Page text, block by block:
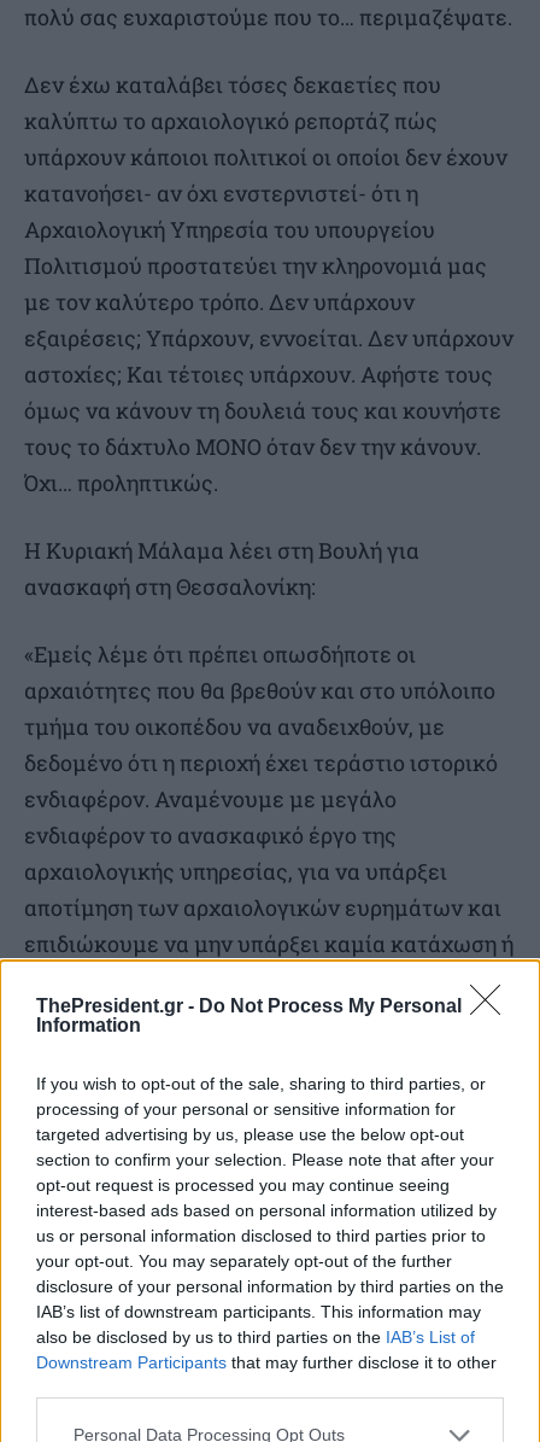
ThePresident.gr - Do Not Process My Personal
Information
If you wish to opt-out of the sale, sharing to third parties, or
processing of your personal or sensitive information for
targeted advertising by us, please use the below opt-out
section to confirm your selection. Please note that after your
opt-out request is processed you may continue seeing
interest-based ads based on personal information utilized by
us or personal information disclosed to third parties prior to
your opt-out. You may separately opt-out of the further
disclosure of your personal information by third parties on the
IAB’s list of downstream participants. This information may
also be disclosed by us to third parties on the IAB’s List of
Downstream Participants that may further disclose it to other
Personal Data Processing Opt Outs
πολύ σας ευχαριστούμε που το… περιμαζέψατε.
Δεν έχω καταλάβει τόσες δεκαετίες που
καλύπτω το αρχαιολογικό ρεπορτάζ πώς
υπάρχουν κάποιοι πολιτικοί οι οποίοι δεν έχουν
κατανοήσει- αν όχι ενστερνιστεί- ότι η
Αρχαιολογική Υπηρεσία του υπουργείου
Πολιτισμού προστατεύει την κληρονομιά μας
με τον καλύτερο τρόπο. Δεν υπάρχουν
εξαιρέσεις; Υπάρχουν, εννοείται. Δεν υπάρχουν
αστοχίες; Και τέτοιες υπάρχουν. Αφήστε τους
όμως να κάνουν τη δουλειά τους και κουνήστε
τους το δάχτυλο ΜΟΝΟ όταν δεν την κάνουν.
Όχι… προληπτικώς.
Η Κυριακή Μάλαμα λέει στη Βουλή για
ανασκαφή στη Θεσσαλονίκη:
«Εμείς λέμε ότι πρέπει οπωσδήποτε οι
αρχαιότητες που θα βρεθούν και στο υπόλοιπο
τμήμα του οικοπέδου να αναδειχθούν, με
δεδομένο ότι η περιοχή έχει τεράστιο ιστορικό
ενδιαφέρον. Αναμένουμε με μεγάλο
ενδιαφέρον το ανασκαφικό έργο της
αρχαιολογικής υπηρεσίας, για να υπάρξει
αποτίμηση των αρχαιολογικών ευρημάτων και
επιδιώκουμε να μην υπάρξει καμία κατάχωση ή
υποβάθμιση του αρχαιολογικού πλούτου που θα
βρεθεί.»
Εχει δώσει δείγματα η Αρχαιολογική Υπηρεσία
ότι δεν σέβεται τον δικό της μόχθο στο κάτω-
κάτω;
Όχι, όμως η κυρία Μάλαμα συνηθίζει να πιάνει
ό,τι κινείται στον αέρα και να καταθέτει
ερωτήσεις. Γινόμαστε σοφότεροι;
Δεν το νομίζω. Αφήστε τη να χαρεί τη θητεία
της όσο είναι βουλευτής τέλος πάντων!